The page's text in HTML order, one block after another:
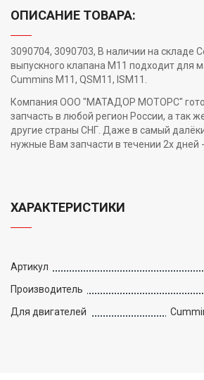
ОПИСАНИЕ ТОВАРА:
3090704, 3090703, В наличии на складе
выпускного клапана M11 подходит для
Cummins M11, QSM11, ISM11.
Компания ООО "МАТАДОР МОТОРС"
запчасть в любой регион России, а так
другие страны СНГ. Даже в самый
нужные Вам запчасти в течении 2х дней
ХАРАКТЕРИСТИКИ
Артикул
Производитель
Для двигателей